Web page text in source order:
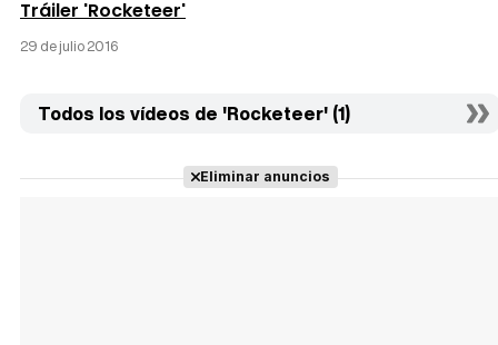
Tráiler 'Rocketeer'
29 de julio 2016
Todos los vídeos de 'Rocketeer' (1)
Eliminar anuncios